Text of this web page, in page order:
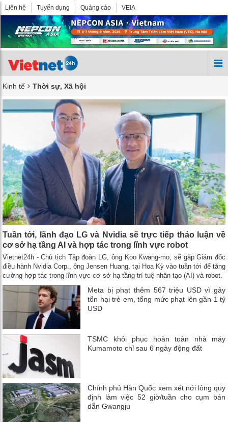
Liên hệ Tuyển dụng Quảng cáo VEIA
Kinh tế Thời sự, Xã hội
Tuần tới, lãnh đạo LG và Nvidia sẽ trực tiếp thảo luận về
cơ sở hạ tầng AI và hợp tác trong lĩnh vực robot
Vietnet24h - Chủ tịch Tập đoàn LG, ông Koo Kwang-mo, sẽ gặp Giám đốc
điều hành Nvidia Corp., ông Jensen Huang, tại Hoa Kỳ vào tuần tới để tăng
cường hợp tác trong lĩnh vực cơ sở hạ tầng trí tuệ nhân tạo (AI) và robot.
Meta bị phạt thêm 567 triệu USD vì gây
tổn hại trẻ em, tổng mức phạt lên gần 1 tỷ
USD
TSMC khôi phục hoàn toàn nhà máy
Kumamoto chỉ sau 6 ngày động đất
Chính phủ Hàn Quốc xem xét nới lỏng quy
định làm việc 52 giờ/tuần cho cụm bán
dẫn Gwangju